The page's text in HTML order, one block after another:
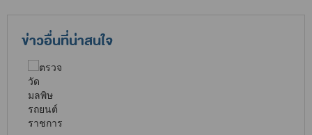
ข่าวอื่นที่น่าสนใจ